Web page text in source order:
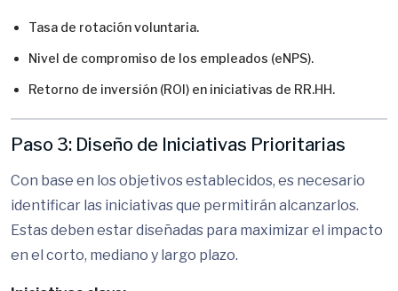
Tasa de rotación voluntaria.
Nivel de compromiso de los empleados (eNPS).
Retorno de inversión (ROI) en iniciativas de RR.HH.
Paso 3: Diseño de Iniciativas Prioritarias
Con base en los objetivos establecidos, es necesario
identificar las iniciativas que permitirán alcanzarlos.
Estas deben estar diseñadas para maximizar el impacto
en el corto, mediano y largo plazo.